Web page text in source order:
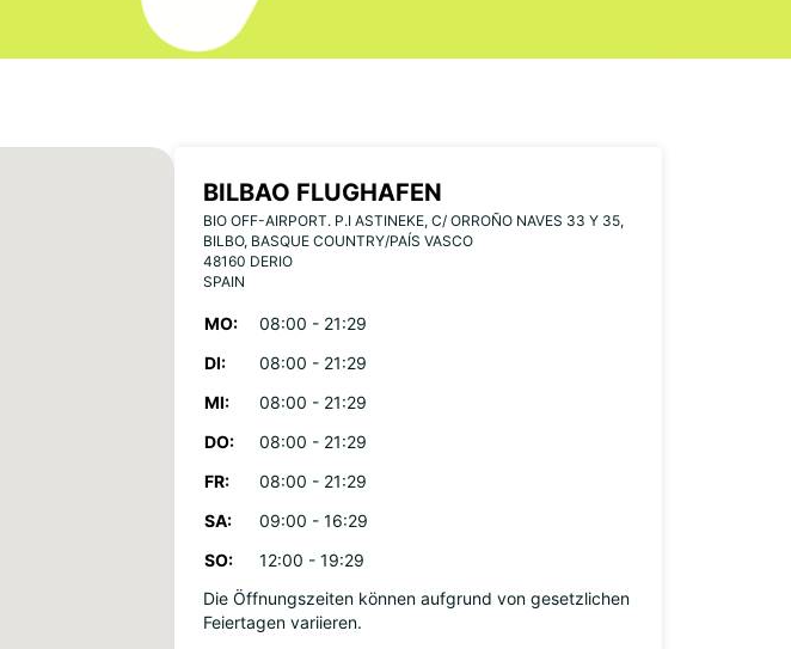
BILBAO FLUGHAFEN
BIO OFF-AIRPORT. P.I ASTINEKE, C/ ORROÑO NAVES 33 Y 35,
BILBO, BASQUE COUNTRY/PAÍS VASCO
48160 DERIO
SPAIN
MO:
08:00 - 21:29
DI:
08:00 - 21:29
MI:
08:00 - 21:29
DO:
08:00 - 21:29
FR:
08:00 - 21:29
SA:
09:00 - 16:29
SO:
12:00 - 19:29
Die Öffnungszeiten können aufgrund von gesetzlichen
Feiertagen variieren.